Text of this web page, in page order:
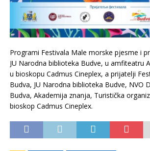
Programi Festivala Male morske pjesme i
JU Narodna biblioteka Budve, u amfiteatru
u bioskopu Cadmus Cineplex, a prijatelji
Budva, JU Narodna biblioteka Budve, NVO
Budva, Akademija znanja, Turistička
bioskop Cadmus Cineplex.